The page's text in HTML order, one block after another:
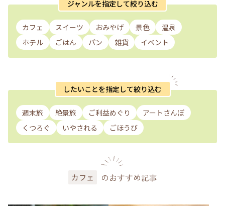
ジャンルを指定して絞り込む
カフェ スイーツ おみやげ 景色
温泉
ホテル
ごはん パン 雑貨 イベント
したいことを指定して絞り込む
週末旅 絶景旅 ご利益めぐり
アートさんぽ
くつろぐ
いやされる ごほうび
カフェ のおすすめ記事